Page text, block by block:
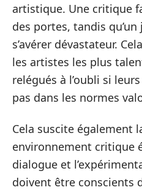
artistique. Une critique
des portes, tandis
s’avérer dévastateur.
les artistes les plus
relégués à l’oubli si
pas dans les normes
Cela suscite également
environnement critique
dialogue et
doivent être conscients